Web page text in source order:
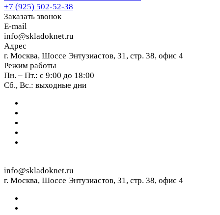
+7 (925) 502-52-38
Заказать звонок
E-mail
info@skladoknet.ru
Адрес
г. Москва, Шоссе Энтузиастов, 31, стр. 38, офис 4
Режим работы
Пн. – Пт.: с 9:00 до 18:00
Сб., Вс.: выходные дни
info@skladoknet.ru
г. Москва, Шоссе Энтузиастов, 31, стр. 38, офис 4